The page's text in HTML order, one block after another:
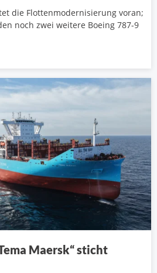
die Flottenmodernisierung voran;
noch zwei weitere Boeing 787-9
Maersk“ sticht